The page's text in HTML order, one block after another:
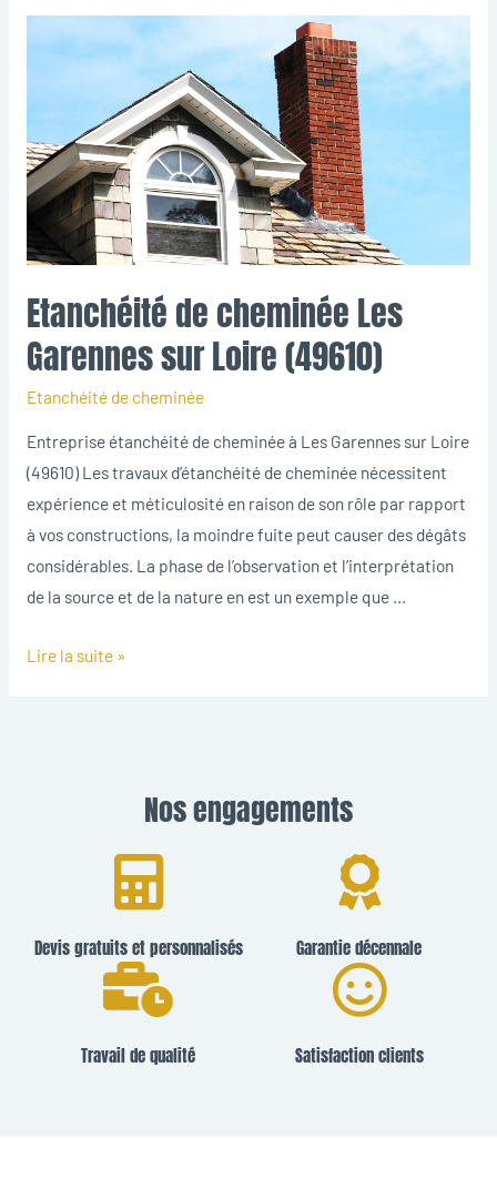
Etanchéité de cheminée Les
Garennes sur Loire (49610)
Etanchéité de cheminée
Entreprise étanchéité de cheminée à Les Garennes sur Loire
(49610) Les travaux d’étanchéité de cheminée nécessitent
expérience et méticulosité en raison de son rôle par rapport
à vos constructions, la moindre fuite peut causer des dégâts
considérables. La phase de l’observation et l’interprétation
de la source et de la nature en est un exemple que …
Lire la suite »
Nos engagements
Devis gratuits et personnalisés Garantie décennale
Travail de qualité Satisfaction clients